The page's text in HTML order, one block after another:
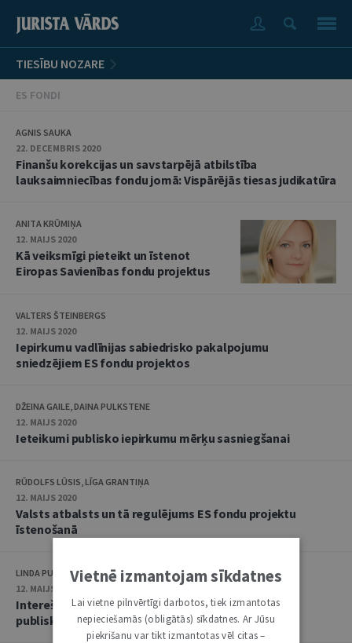
TIESĪBU NOZARE
ES FONDI
AGNIS SAUKA
22. DECEMBRIS 2020
Finanšu korekcijas un savstarpējā atbilstība
lauksaimniecības fondu jomā: Vispārējās tiesas judikatūra
ANITA KRŪMIŅA
12. MAIJS 2020
Kā veiksmīgi pieteikt un īstenot
Eiropas Savienības fondu projektus
VALTERS ŠTEINBERGS
12. MAIJS 2020
Iepirkumu vadlīnijas sabiedrisko pakalpojumu
sniedzējiem ES fondu projektos
DŽEINA GAILE, DAINA PULKSTENE
12. MAIJS 2020
Ieteikumi publisko iepirkumu mērķu sasniegšanai
RŪDOLFS LŪSIS, LĪGA GRANTIŅA
12. MAIJS 2020
Valsts atbalsts un tā regulējums ES fondu projektu
īstenošanā
LINDA PUCĒNA
12. MAIJS 2020
Interešu konflikta problemātika ES fondu projektu
publiskajos iepirkumos
Vietnē izmantojam sīkdatnes
Lai vietne pilnvērtīgi darbotos, tiek izmantotas
nepieciešamās (obligātās) sīkdatnes. Ar Jūsu
piekrišanu var tikt izmantotas vēl citas –